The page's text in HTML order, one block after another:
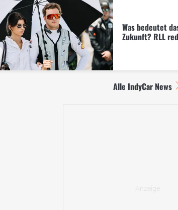
Was bedeutet
Zukunft? RLL
Alle IndyCar News